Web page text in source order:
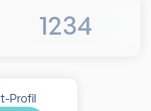
1234
Profil